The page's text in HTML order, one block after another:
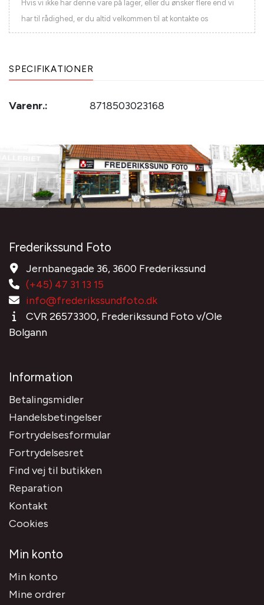
Hvis vi ikke har denne vare på lager, eller du ønsker flere end vi
har til rådighed, er du altid velkommen til at kontakte os
SPECIFIKATIONER
Varenr.: 8718503023168
Frederikssund Foto
Jernbanegade 36, 3600 Frederikssund
(+45) 47 31 13 15
info@frederikssundfoto.dk
CVR 26573300, Frederikssund Foto v/Ole
Bolgann
Information
Betalingsmidler
Handelsbetingelser
Fortrydelsesformular
Fortrydelsesret
Find vej til butikken
Reparation
Kontakt
Cookies
Min konto
Min konto
Mine ordrer